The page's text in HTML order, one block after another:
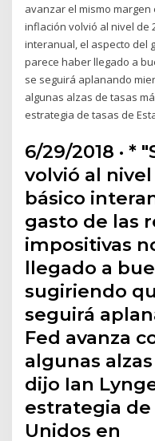
avanzar el mismo margen
inflación volvió al nivel de
interanual, el aspecto del
parece haber llegado a
se seguirá aplanando
algunas alzas de tasas
estrategia de tasas de
6/29/2018 · *
volvió al nivel
básico
gasto de las
impositivas
llegado a
sugiriendo
seguirá
Fed avanza
algunas
dijo Ian
estrategia de
Unidos en